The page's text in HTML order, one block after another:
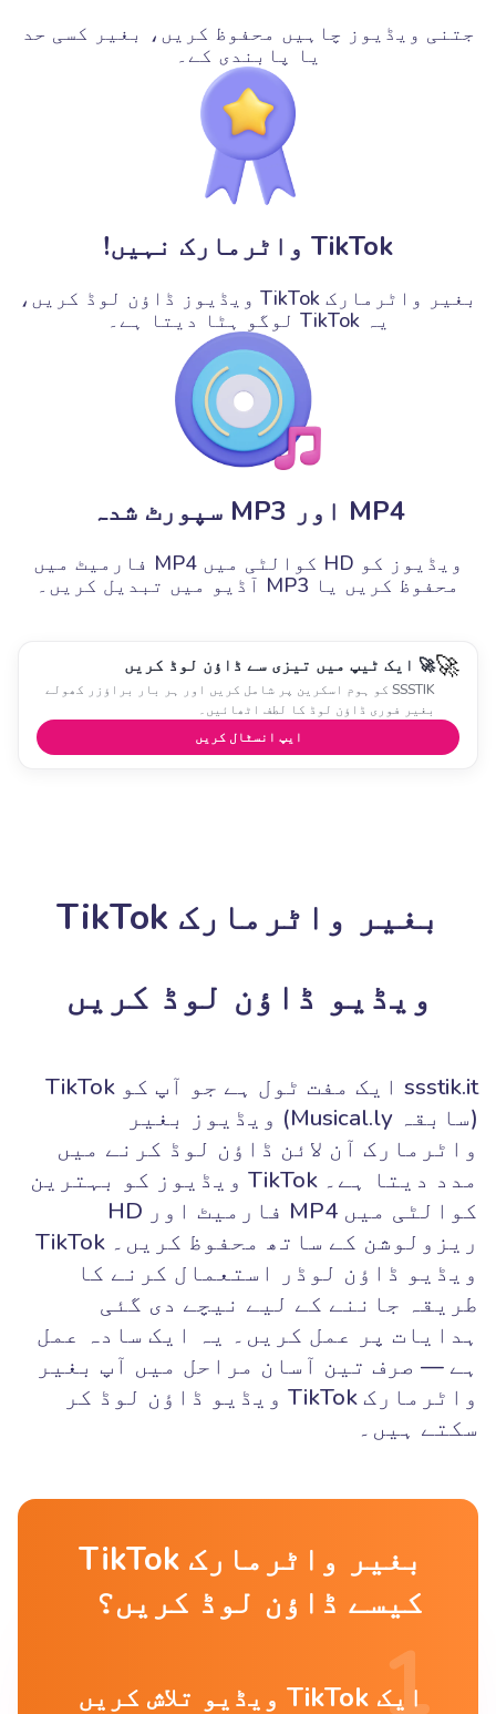
جتنی ویڈیوز چاہیں محفوظ کریں، بغیر کسی حد
یا پابندی کے۔
TikTok واٹرمارک نہیں!
بغیر واٹرمارک TikTok ویڈیوز ڈاؤن لوڈ کریں،
یہ TikTok لوگو ہٹا دیتا ہے۔
MP4 اور MP3 سپورٹ شدہ
ویڈیوز کو HD کوالٹی میں MP4 فارمیٹ میں
محفوظ کریں یا MP3 آڈیو میں تبدیل کریں۔
🚀🚀 ایک ٹیپ میں تیزی سے ڈاؤن لوڈ کریں
SSSTIK کو ہوم اسکرین پر شامل کریں اور ہر بار براؤزر کھولے
بغیر فوری ڈاؤن لوڈ کا لطف اٹھائیں۔
ایپ انسٹال کریں
بغیر واٹرمارک TikTok
ویڈیو ڈاؤن لوڈ کریں
ssstik.it ایک مفت ٹول ہے جو آپ کو TikTok
(سابقہ Musical.ly) ویڈیوز بغیر
واٹرمارک آن لائن ڈاؤن لوڈ کرنے میں
مدد دیتا ہے۔ TikTok ویڈیوز کو بہترین
کوالٹی میں MP4 فارمیٹ اور HD
ریزولوشن کے ساتھ محفوظ کریں۔ TikTok
ویڈیو ڈاؤن لوڈر استعمال کرنے کا
طریقہ جاننے کے لیے نیچے دی گئی
ہدایات پر عمل کریں۔ یہ ایک سادہ عمل
ہے — صرف تین آسان مراحل میں آپ بغیر
واٹرمارک TikTok ویڈیو ڈاؤن لوڈ کر
سکتے ہیں۔
بغیر واٹرمارک TikTok
کیسے ڈاؤن لوڈ کریں؟
ایک TikTok ویڈیو تلاش کریں